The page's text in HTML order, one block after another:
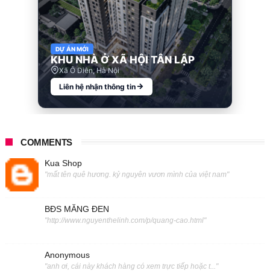
DỰ ÁN MỚI
KHU NHÀ Ở XÃ HỘI TÂN LẬP
Xã Ô Diên, Hà Nội
Liên hệ nhận thông tin
COMMENTS
Kua Shop
"mất tên quê hương. kỷ nguyên vươn mình của việt nam"
BĐS MĂNG ĐEN
"http://www.nguyenthelinh.com/p/quang-cao.html"
Anonymous
"anh ơi, cái này khách hàng có xem trực tiếp hoặc t..."